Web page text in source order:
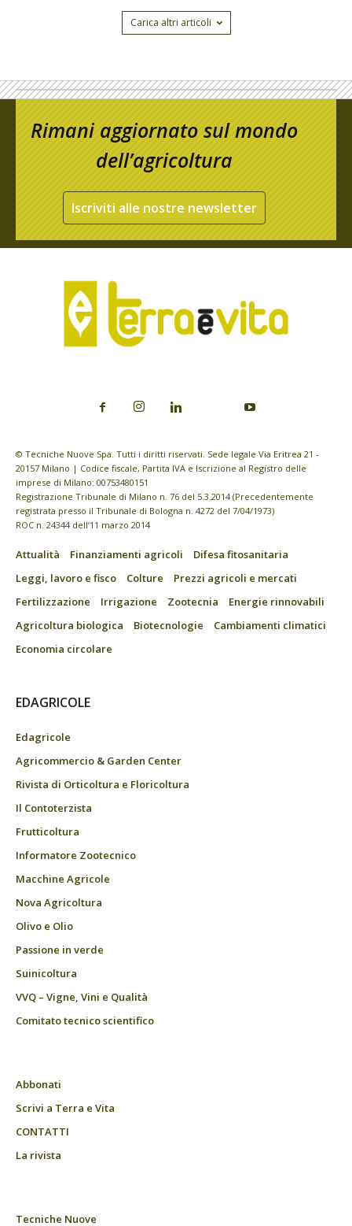
Carica altri articoli
Rimani aggiornato sul mondo
dell’agricoltura
Iscriviti alle nostre newsletter
© Tecniche Nuove Spa. Tutti i diritti riservati. Sede legale Via Eritrea 21 -
20157 Milano | Codice fiscale, Partita IVA e Iscrizione al Registro delle
imprese di Milano: 00753480151
Registrazione Tribunale di Milano n. 76 del 5.3.2014 (Precedentemente
registrata presso il Tribunale di Bologna n. 4272 del 7/04/1973)
ROC n. 24344 dell’11 marzo 2014
Attualità Finanziamenti agricoli
Difesa fitosanitaria
Leggi, lavoro e fisco
Colture
Prezzi agricoli e mercati
Fertilizzazione
Irrigazione Zootecnia
Energie rinnovabili
Agricoltura biologica
Biotecnologie
Cambiamenti climatici
Economia circolare
EDAGRICOLE
Edagricole
Agricommercio & Garden Center
Rivista di Orticoltura e Floricoltura
Il Contoterzista
Frutticoltura
Informatore Zootecnico
Macchine Agricole
Nova Agricoltura
Olivo e Olio
Passione in verde
Suinicoltura
VVQ – Vigne, Vini e Qualità
Comitato tecnico scientifico
Abbonati
Scrivi a Terra e Vita
CONTATTI
La rivista
Tecniche Nuove